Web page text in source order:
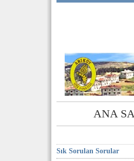
ANA
Sık Sorulan Sorular